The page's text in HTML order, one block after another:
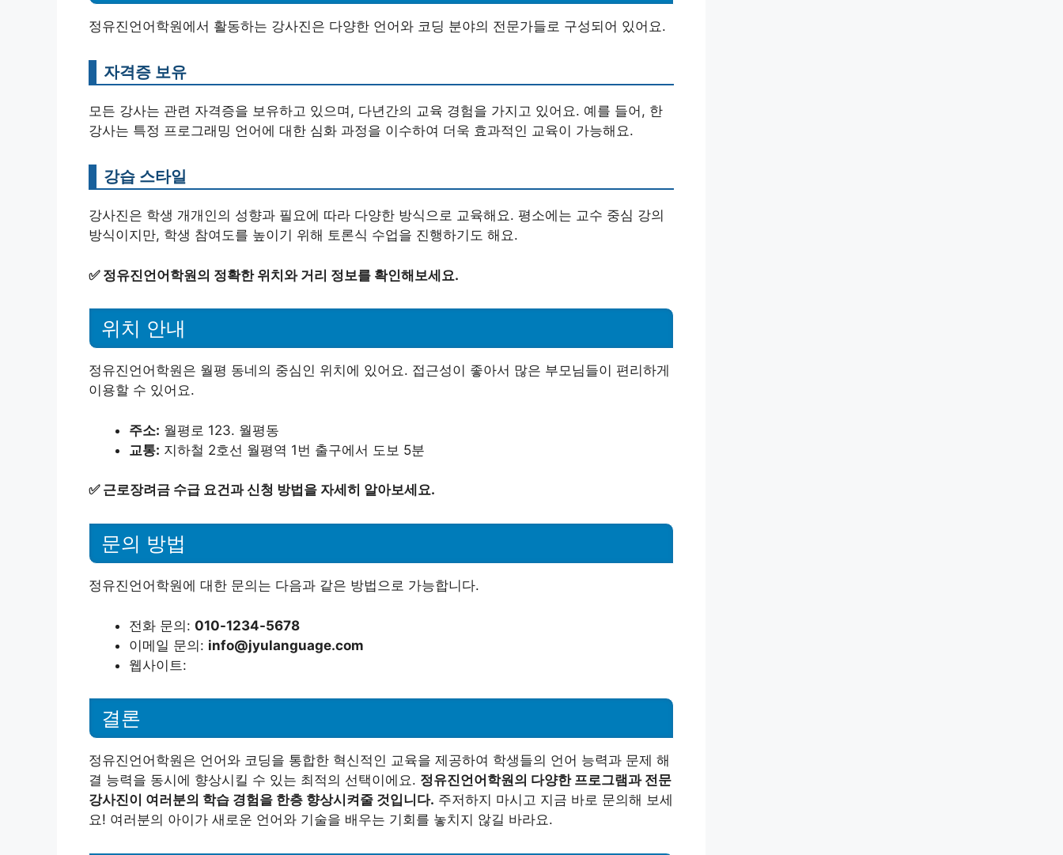
정유진언어학원에서 활동하는 강사진은 다양한 언어와 코딩 분야의 전문가들로 구성되어 있어요.
자격증 보유
모든 강사는 관련 자격증을 보유하고 있으며, 다년간의 교육 경험을 가지고 있어요. 예를 들어, 한
강사는 특정 프로그래밍 언어에 대한 심화 과정을 이수하여 더욱 효과적인 교육이 가능해요.
강습 스타일
강사진은 학생 개개인의 성향과 필요에 따라 다양한 방식으로 교육해요. 평소에는 교수 중심 강의
방식이지만, 학생 참여도를 높이기 위해 토론식 수업을 진행하기도 해요.
✅ 정유진언어학원의 정확한 위치와 거리 정보를 확인해보세요.
위치 안내
정유진언어학원은 월평 동네의 중심인 위치에 있어요. 접근성이 좋아서 많은 부모님들이 편리하게
이용할 수 있어요.
주소: 월평로 123. 월평동
교통: 지하철 2호선 월평역 1번 출구에서 도보 5분
✅ 근로장려금 수급 요건과 신청 방법을 자세히 알아보세요.
문의 방법
정유진언어학원에 대한 문의는 다음과 같은 방법으로 가능합니다.
전화 문의: 010-1234-5678
이메일 문의: info@jyulanguage.com
웹사이트:
결론
정유진언어학원은 언어와 코딩을 통합한 혁신적인 교육을 제공하여 학생들의 언어 능력과 문제 해
결 능력을 동시에 향상시킬 수 있는 최적의 선택이에요. 정유진언어학원의 다양한 프로그램과 전문
강사진이 여러분의 학습 경험을 한층 향상시켜줄 것입니다. 주저하지 마시고 지금 바로 문의해 보세
요! 여러분의 아이가 새로운 언어와 기술을 배우는 기회를 놓치지 않길 바라요.